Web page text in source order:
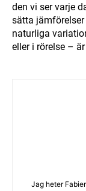
den vi ser varje
sätta
naturliga
eller i rörelse –
Jag heter